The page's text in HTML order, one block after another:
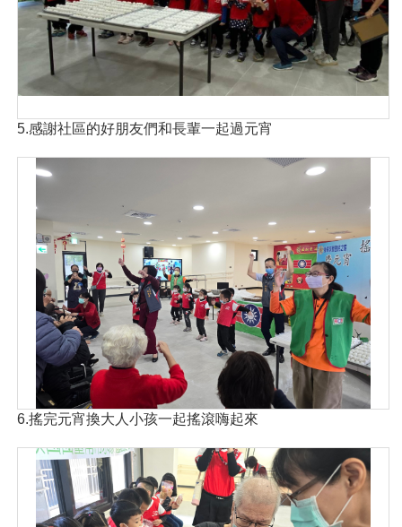
5.感謝社區的好朋友們和長輩一起過元宵
6.搖完元宵換大人小孩一起搖滾嗨起來